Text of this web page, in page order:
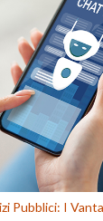
Pubblici: I